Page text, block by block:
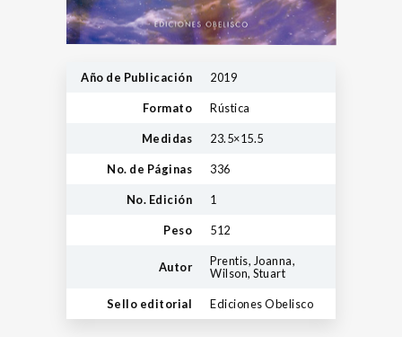
Año de Publicación 2019
Formato Rústica
Medidas 23.5×15.5
No. de Páginas 336
No. Edición 1
Peso 512
Autor
Prentis, Joanna,
Wilson, Stuart
Sello editorial Ediciones Obelisco